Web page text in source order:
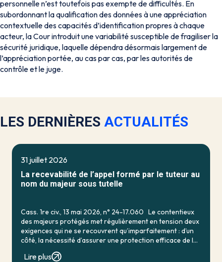
personnelle n’est toutefois pas exempte de difficultés. En
subordonnant la qualification des données à une appréciation
contextuelle des capacités d’identification propres à chaque
acteur, la Cour introduit une variabilité susceptible de fragiliser la
sécurité juridique, laquelle dépendra désormais largement de
l’appréciation portée, au cas par cas, par les autorités de
contrôle et le juge.
LES DERNIÈRES ACTUALITÉS
31 juillet 2026
La recevabilité de l’appel formé par le tuteur au
nom du majeur sous tutelle
Cass. 1re civ., 13 mai 2026, n° 24-17.060 Le contentieux
des majeurs protégés met régulièrement en tension deux
exigences qui ne se recouvrent qu’imparfaitement : d’un
côté, la nécessité d’assurer une protection efficace de la
Lire plus